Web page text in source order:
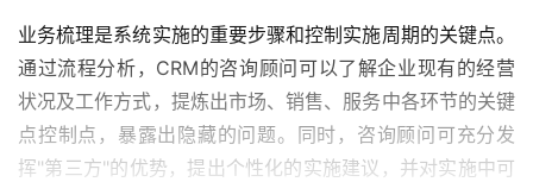
业务梳理是系统实施的重要步骤和控制实施周期的关键点。
通过流程分析，CRM的咨询顾问可以了解企业现有的经营
状况及工作方式，提炼出市场、销售、服务中各环节的关键
点控制点，暴露出隐藏的问题。同时，咨询顾问可充分发
挥"第三方"的优势，提出个性化的实施建议，并对实施中可